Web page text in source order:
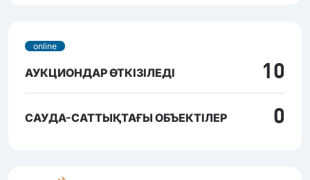
online
АУКЦИОНДАР ӨТКІЗІЛЕДІ 10
САУДА-САТТЫҚТАҒЫ ОБЪЕКТІЛЕР 0